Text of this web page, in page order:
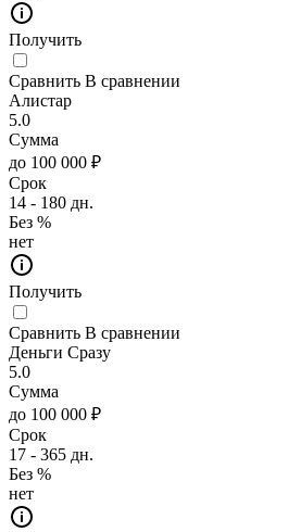
Получить
Сравнить В сравнении
Алистар
5.0
Сумма
до 100 000 ₽
Срок
14 - 180 дн.
Без %
нет
Получить
Сравнить В сравнении
Деньги Сразу
5.0
Сумма
до 100 000 ₽
Срок
17 - 365 дн.
Без %
нет